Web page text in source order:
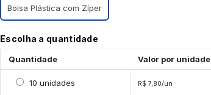
Bolsa Plástica com Zíper
Escolha a quantidade
Quantidade Valor por unidade
Selecionar 10 unidades
10 unidades R$ 7,80/un